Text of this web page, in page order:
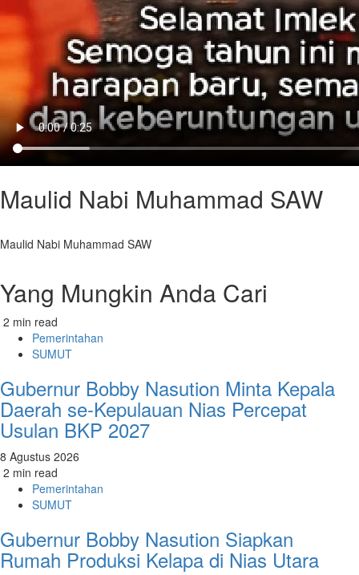
Maulid Nabi Muhammad SAW
Maulid Nabi Muhammad SAW
Yang Mungkin Anda Cari
2 min read
Pemerintahan
SUMUT
Gubernur Bobby Nasution Minta Kepala
Daerah se-Kepulauan Nias Percepat
Usulan BKP 2027
8 Agustus 2026
2 min read
Pemerintahan
SUMUT
Gubernur Bobby Nasution Siapkan
Rumah Produksi Kelapa di Nias Utara